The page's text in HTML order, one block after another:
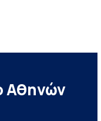
Αθηνών